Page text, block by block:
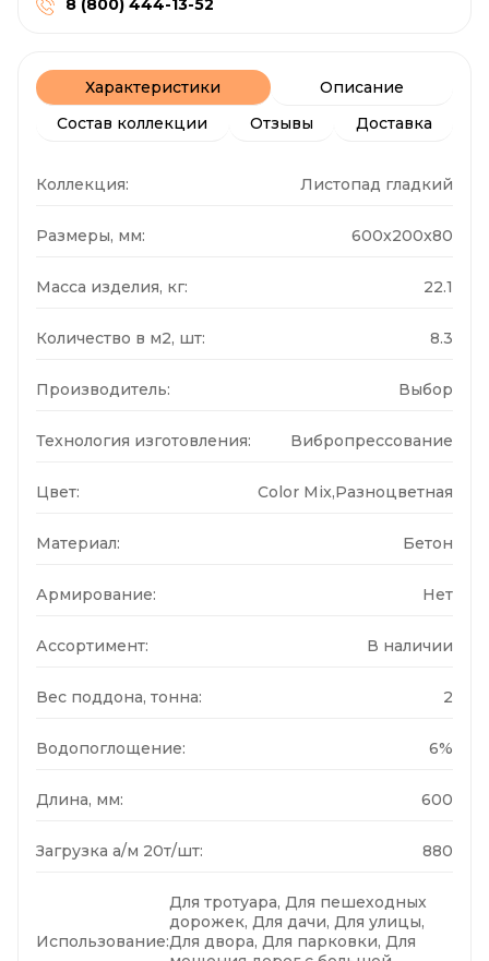
8 (800) 444-13-52
Характеристики
Описание
Состав коллекции
Отзывы Доставка
Коллекция: Листопад гладкий
Размеры, мм: 600x200x80
Масса изделия, кг: 22.1
Количество в м2, шт: 8.3
Производитель: Выбор
Технология изготовления: Вибропрессование
Цвет: Color Mix,Разноцветная
Материал: Бетон
Армирование: Нет
Ассортимент: В наличии
Вес поддона, тонна: 2
Водопоглощение: 6%
Длина, мм: 600
Загрузка а/м 20т/шт: 880
Использование:
Для тротуара, Для пешеходных
дорожек, Для дачи, Для улицы,
Для двора, Для парковки, Для